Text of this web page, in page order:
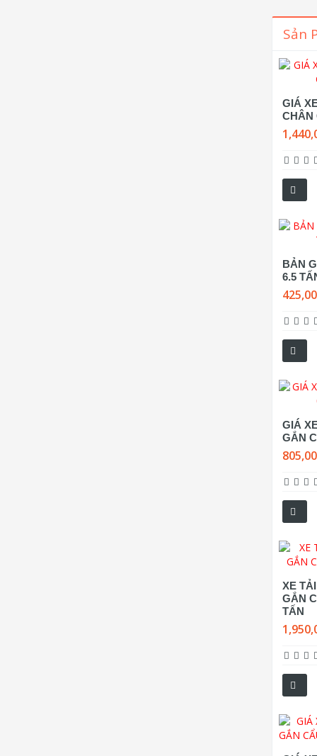
Sản
GIÁ
CHÂN
BẢN
6.5
GIÁ
GẮN
XE
GẮN
TẤN